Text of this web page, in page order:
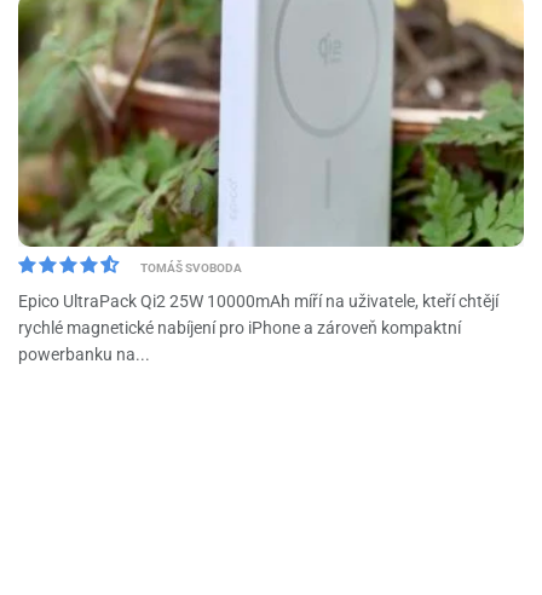
TOMÁŠ SVOBODA
Epico UltraPack Qi2 25W 10000mAh míří na uživatele, kteří chtějí
rychlé magnetické nabíjení pro iPhone a zároveň kompaktní
powerbanku na...